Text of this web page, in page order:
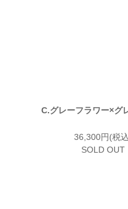
C.グレーフラワー×グ
36,300円(税
SOLD OUT